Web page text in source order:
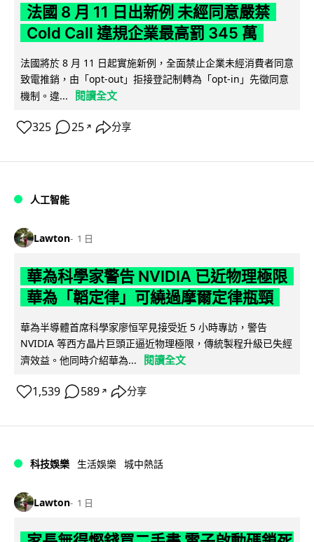
法國 8 月 11 日出新例 未經同意嚴禁
Cold Call 違規企業最高罰 345 萬
法國將於 8 月 11 日起實施新例，全面禁止企業未經消費者同意
致電推銷，由「opt-out」拒接登記制轉為「opt-in」先徵同意
機制。違...
閱讀全文
325 25 ↗ 分享
人工智能
Lawton 1 日
華為科學家警告 NVIDIA 已近物理極限
華為「韜定律」可繞過摩爾定律瓶頸
華為半導體首席科學家廖恒罕見接受近 5 小時專訪，警告
NVIDIA 等西方晶片巨頭正逼近物理極限，傳統製程升級已失經
濟效益。他同時介紹華為...
閱讀全文
1,539 589 ↗ 分享
科技娛樂 生活娛樂 城中熱話
Lawton 1 日